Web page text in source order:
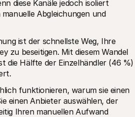
diese Kanäle jedoch isoliert
Abgleichungen und
ist der schnellste Weg, Ihre
zu beseitigen. Mit diesem Wandel
die Hälfte der Einzelhändler (46 %)
funktionieren, warum sie einen
einen Anbieter auswählen, der
Ihren manuellen Aufwand